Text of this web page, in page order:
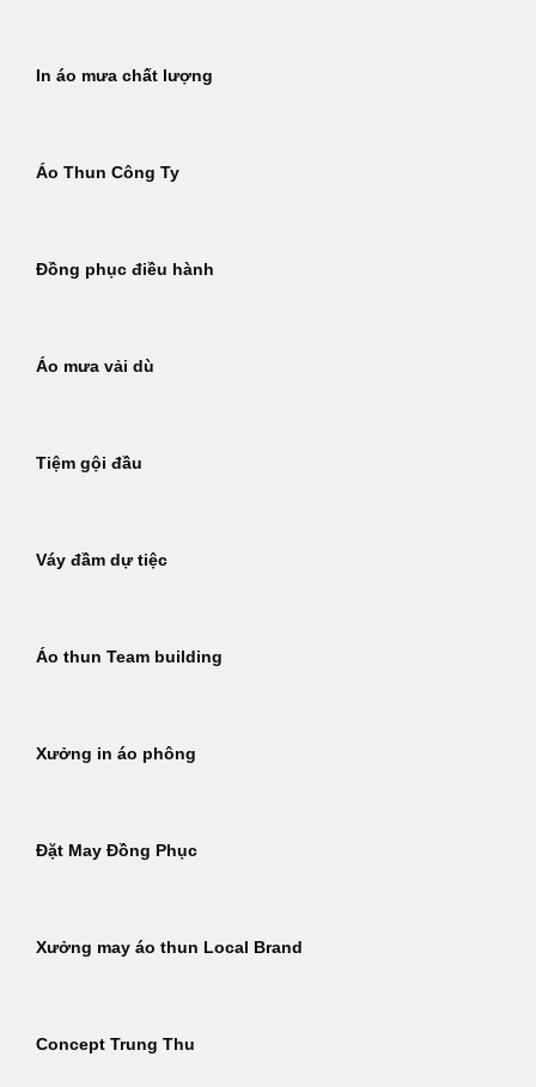
In áo mưa chất lượng
Áo Thun Công Ty
Đồng phục điều hành
Áo mưa vải dù
Tiệm gội đầu
Váy đầm dự tiệc
Áo thun Team building
Xưởng in áo phông
Đặt May Đồng Phục
Xưởng may áo thun Local Brand
Concept Trung Thu